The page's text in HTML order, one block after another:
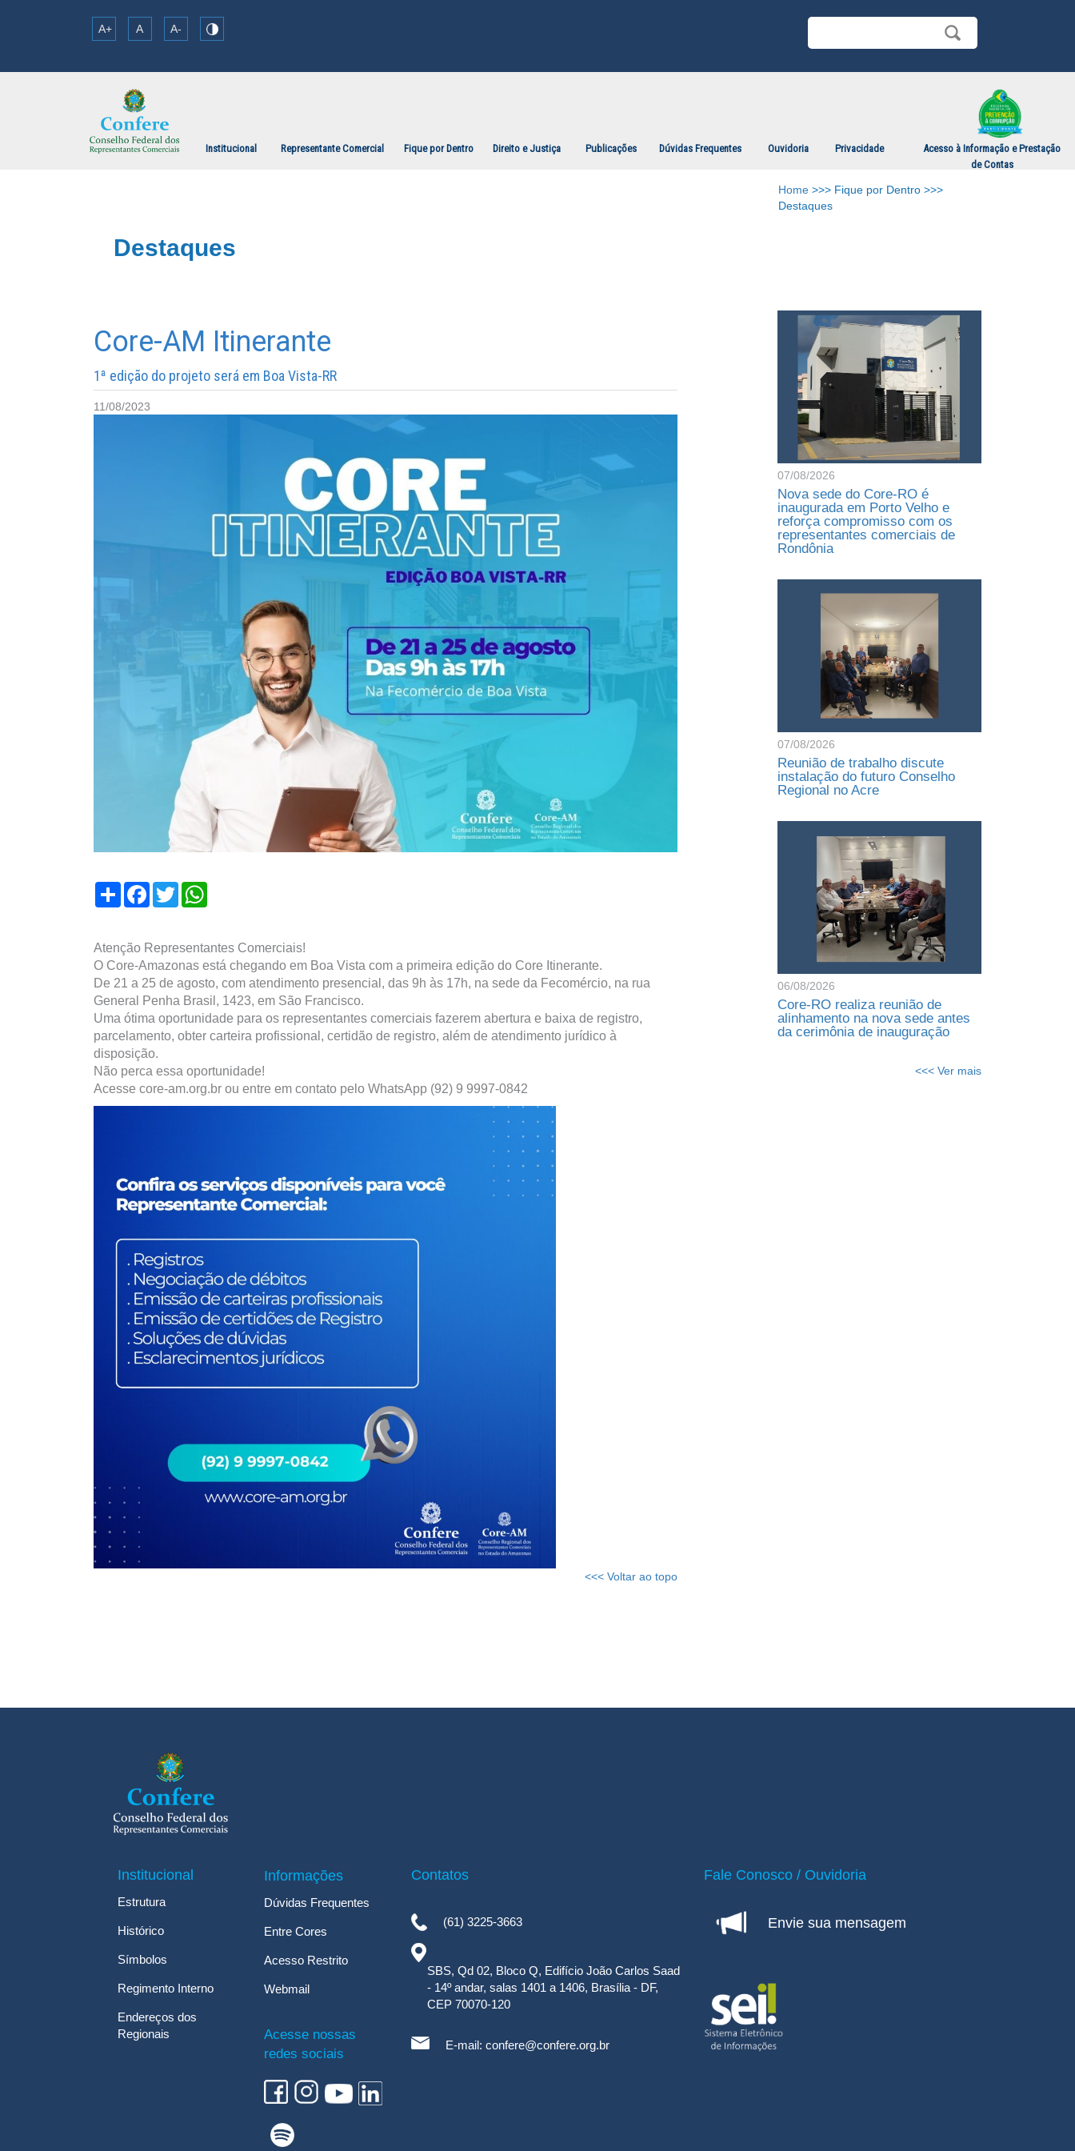
A+ A A-
Institucional Representante Comercial Fique por Dentro Direito e Justiça Publicações Dúvidas Frequentes Ouvidoria Privacidade
Acesso à Informação e Prestação
de Contas
Home >>> Fique por Dentro >>>
Destaques
Destaques
Core-AM Itinerante
1ª edição do projeto será em Boa Vista-RR
11/08/2023
Compartilhar
Facebook
Twitter
Atenção Representantes Comerciais!
O Core-Amazonas está chegando em Boa Vista com a primeira edição do Core Itinerante.
De 21 a 25 de agosto, com atendimento presencial, das 9h às 17h, na sede da Fecomércio, na rua
General Penha Brasil, 1423, em São Francisco.
Uma ótima oportunidade para os representantes comerciais fazerem abertura e baixa de registro,
parcelamento, obter carteira profissional, certidão de registro, além de atendimento jurídico à
disposição.
Não perca essa oportunidade!
Acesse core-am.org.br ou entre em contato pelo WhatsApp (92) 9 9997-0842
<<< Voltar ao topo
07/08/2026
Nova sede do Core-RO é
inaugurada em Porto Velho e
reforça compromisso com os
representantes comerciais de
Rondônia
07/08/2026
Reunião de trabalho discute
instalação do futuro Conselho
Regional no Acre
06/08/2026
Core-RO realiza reunião de
alinhamento na nova sede antes
da cerimônia de inauguração
<<< Ver mais
Institucional
Estrutura
Histórico
Símbolos
Regimento Interno
Endereços dos
Regionais
Informações
Dúvidas Frequentes
Entre Cores
Acesso Restrito
Webmail
Acesse nossas
redes sociais
Contatos
(61) 3225-3663
SBS, Qd 02, Bloco Q, Edifício João Carlos Saad
- 14º andar, salas 1401 a 1406, Brasília - DF,
CEP 70070-120
E-mail: confere@confere.org.br
Fale Conosco / Ouvidoria
Envie sua mensagem